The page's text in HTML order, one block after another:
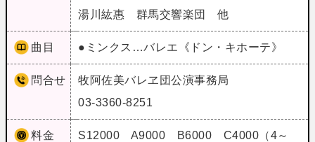
湯川紘惠 群馬交響楽団 他
曲目 ●ミンクス…バレエ《ドン・キホーテ》
問合せ
牧阿佐美バレヱ団公演事務局
03-3360-8251
料金
S12000 A9000 B6000 C4000（4～